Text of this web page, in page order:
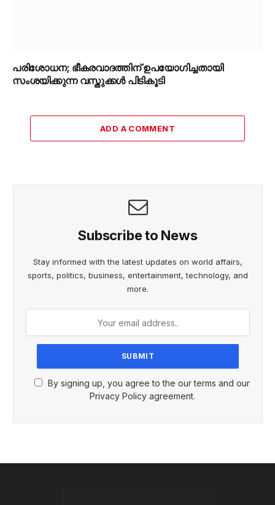
പരിശോധന; ഭീകരവാദത്തിന് ഉപയോഗിച്ചതായി
സംശയിക്കുന്ന വസ്തുക്കൾ പിടികൂടി
ADD A COMMENT
Subscribe to News
Stay informed with the latest updates on world affairs,
sports, politics, business, entertainment, technology, and
more.
By signing up, you agree to the our terms and our
Privacy Policy agreement.